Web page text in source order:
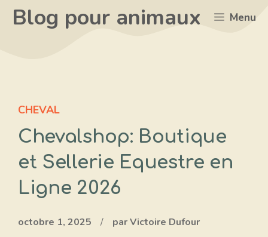
AllerBlog pour animaux Menu
CHEVAL
Chevalshop: Boutique
et Sellerie Equestre en
Ligne 2026
octobre 1, 2025 / par Victoire Dufour